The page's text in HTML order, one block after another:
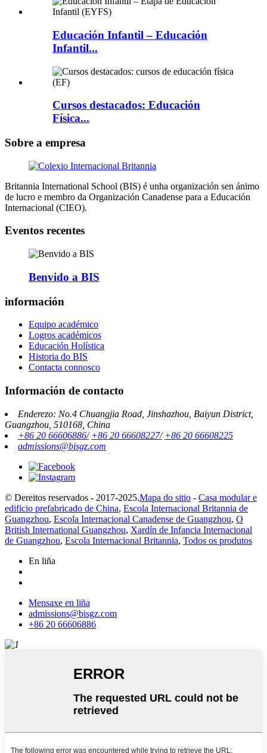
Educación Infantil – Educación
Infantil...
Cursos destacados: Educación
Física...
Sobre a empresa
Britannia International School (BIS) é unha organización sen ánimo
de lucro e membro da Organización Canadense para a Educación
Internacional (CIEO).
Eventos recentes
Benvido a BIS
información
Equipo académico
Logros académicos
Educación Holística
Historia do BIS
Contacta connosco
Información de contacto
Enderezo: No.4 Chuangjia Road, Jinshazhou, Baiyun District,
Guangzhou, 510168, China
+86 20 66606886/ +86 20 66608227/ +86 20 66608225
admissions@bisgz.com
© Dereitos reservados - 2017-2025.Mapa do sitio - Casa modular e
edificio prefabricado de China, Escola Internacional Britannia de
Guangzhou, Escola Internacional Canadense de Guangzhou, O
British International Guangzhou, Xardín de Infancia Internacional
de Guangzhou, Escola Internacional Britannia, Todos os produtos
En liña
Mensaxe en liña
admissions@bisgz.com
+86 20 66606886